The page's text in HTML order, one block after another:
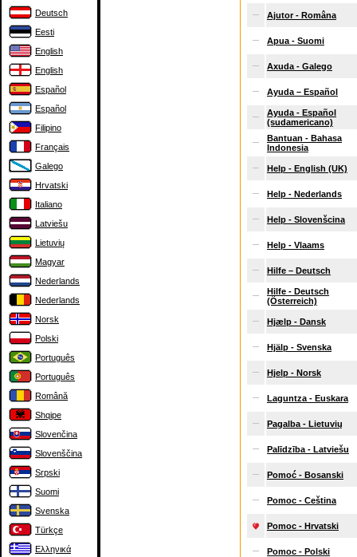
Deutsch
Eesti
English
English
Español
Español
Filipino
Français
Galego
Hrvatski
Italiano
Latviešu
Lietuvių
Magyar
Nederlands
Nederlands
Norsk
Polski
Português
Português
Română
Shqipe
Slovenčina
Slovenščina
Srpski
Suomi
Svenska
Türkçe
Ελληνικά
Ajutor - Româna
Apua - Suomi
Axuda - Galego
Ayuda – Español
Ayuda - Español
(sudamericano)
Bantuan - Bahasa
Indonesia
Help - English (UK)
Help - Nederlands
Help - Slovenšcina
Help - Vlaams
Hilfe – Deutsch
Hilfe - Deutsch
(Österreich)
Hjælp - Dansk
Hjälp - Svenska
Hjelp - Norsk
Laguntza - Euskara
Pagalba - Lietuvių
Palīdzība - Latviešu
Pomoć - Bosanski
Pomoc - Ceština
Pomoc - Hrvatski
Pomoc - Polski